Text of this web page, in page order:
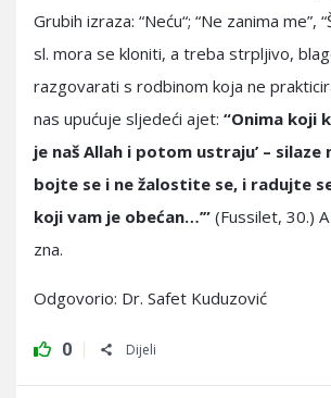
Grubih izraza: “Neću“; “Ne zanima me”,
sl. mora se kloniti, a treba strpljivo,
razgovarati s rodbinom koja ne
nas upućuje sljedeći ajet: “Onima koji
je naš Allah i potom ustraju’ – silaze
bojte se i ne žalostite se, i radujte
koji vam je obećan…’” (Fussilet, 30.)
zna.
Odgovorio: Dr. Safet Kuduzović
0 Dijeli